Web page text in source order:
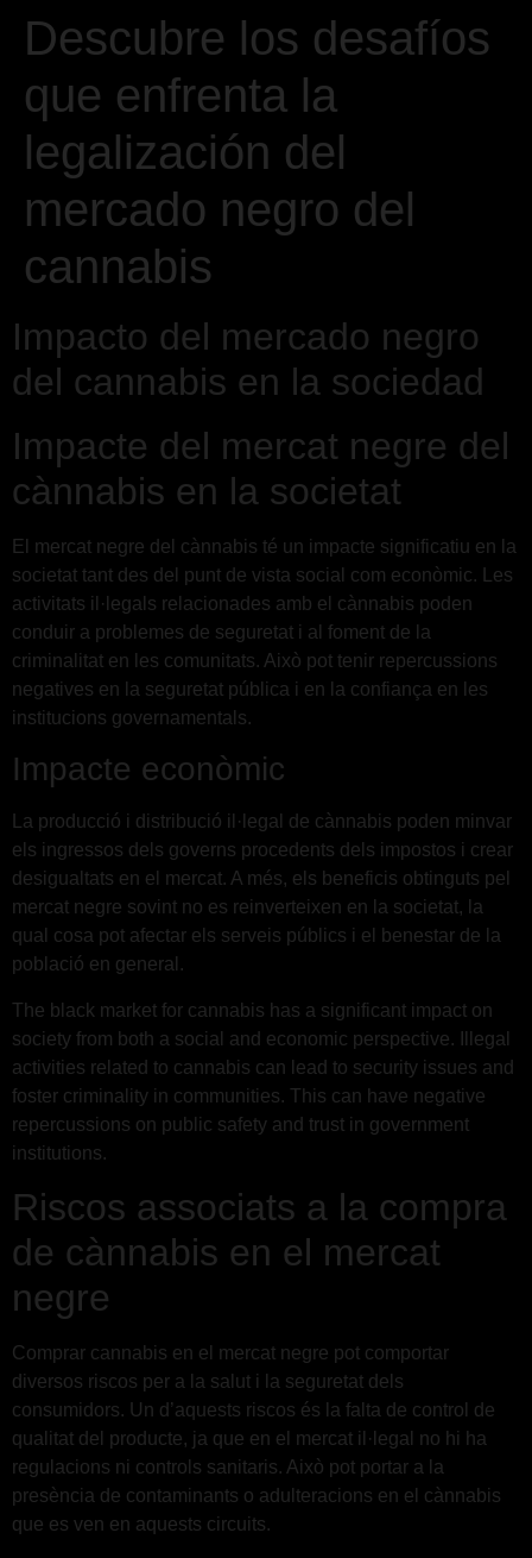
Descubre los desafíos
que enfrenta la
legalización del
mercado negro del
cannabis
Impacto del mercado negro
del cannabis en la sociedad
Impacte del mercat negre del
cànnabis en la societat
El mercat negre del cànnabis té un impacte significatiu en la
societat tant des del punt de vista social com econòmic. Les
activitats il·legals relacionades amb el cànnabis poden
conduir a problemes de seguretat i al foment de la
criminalitat en les comunitats. Això pot tenir repercussions
negatives en la seguretat pública i en la confiança en les
institucions governamentals.
Impacte econòmic
La producció i distribució il·legal de cànnabis poden minvar
els ingressos dels governs procedents dels impostos i crear
desigualtats en el mercat. A més, els beneficis obtinguts pel
mercat negre sovint no es reinverteixen en la societat, la
qual cosa pot afectar els serveis públics i el benestar de la
població en general.
The black market for cannabis has a significant impact on
society from both a social and economic perspective. Illegal
activities related to cannabis can lead to security issues and
foster criminality in communities. This can have negative
repercussions on public safety and trust in government
institutions.
Riscos associats a la compra
de cànnabis en el mercat
negre
Comprar cannabis en el mercat negre pot comportar
diversos riscos per a la salut i la seguretat dels
consumidors. Un d’aquests riscos és la falta de control de
qualitat del producte, ja que en el mercat il·legal no hi ha
regulacions ni controls sanitaris. Això pot portar a la
presència de contaminants o adulteracions en el cànnabis
que es ven en aquests circuits.